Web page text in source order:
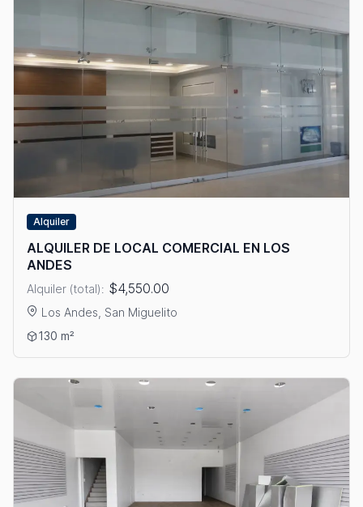
Alquiler
ALQUILER DE LOCAL COMERCIAL EN LOS
ANDES
Alquiler (total): $4,550.00
Los Andes, San Miguelito
Ver detalles: ALQUILER DE LOCAL COMERCIAL EN LOS ANDES
130 m²